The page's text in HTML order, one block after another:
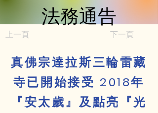
法務通告
法務通告
上一頁 下一頁
真佛宗達拉斯三輪雷藏
寺已開始接受 2018年
『安太歲』及點亮『光